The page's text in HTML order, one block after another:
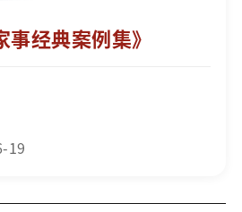
事经典案例集》
19